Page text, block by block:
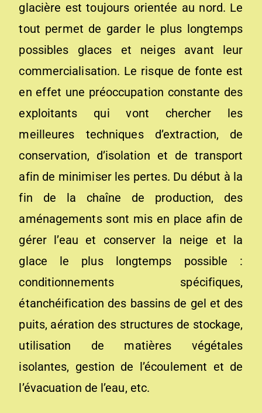
glacière est toujours orientée au nord. Le
tout permet de garder le plus longtemps
possibles glaces et neiges avant leur
commercialisation. Le risque de fonte est
en effet une préoccupation constante des
exploitants qui vont chercher les
meilleures techniques d’extraction, de
conservation, d’isolation et de transport
afin de minimiser les pertes. Du début à la
fin de la chaîne de production, des
aménagements sont mis en place afin de
gérer l’eau et conserver la neige et la
glace le plus longtemps possible :
conditionnements spécifiques,
étanchéification des bassins de gel et des
puits, aération des structures de stockage,
utilisation de matières végétales
isolantes, gestion de l’écoulement et de
l’évacuation de l’eau, etc.